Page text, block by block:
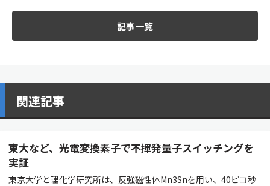
記事一覧
関連記事
東大など、光電変換素子で不揮発量子スイッチングを
実証
東京大学と理化学研究所は、反強磁性体Mn3Snを用い、40ピコ秒